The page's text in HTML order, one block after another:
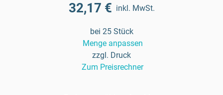
32,17 € inkl. MwSt.
bei 25 Stück
Menge anpassen
zzgl. Druck
Zum Preisrechner